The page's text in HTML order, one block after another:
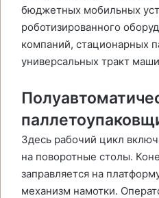
бюджетных мобильных
роботизированного
компаний, стационарных
универсальных тракт
Здесь рабочий цикл
на поворотные столы.
заправляется на
механизм намотки.